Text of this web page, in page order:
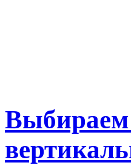
Выбираем